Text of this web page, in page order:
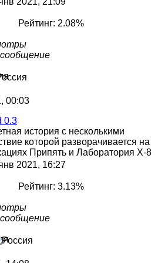
Рейтинг: 2.08%
00:03
0.3
история с несколькими
которой разворачивается на
Припять и Лаборатория Х-8
2021, 16:27
Рейтинг: 3.13%